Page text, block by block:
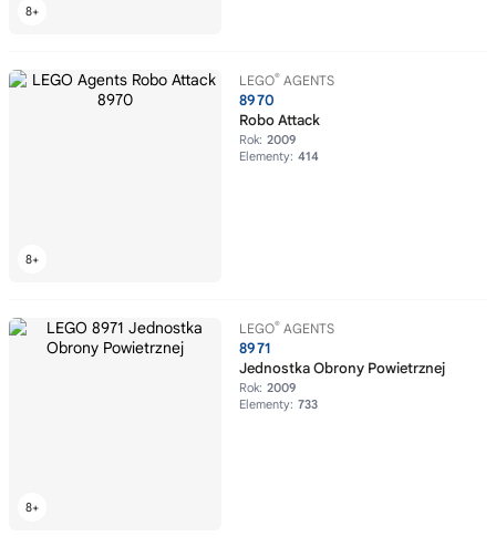
LEGO® AGENTS
8970
Robo Attack
Rok: 2009
Elementy: 414
LEGO® AGENTS
8971
Jednostka Obrony Powietrznej
Rok: 2009
Elementy: 733